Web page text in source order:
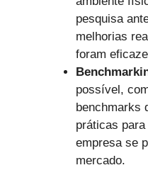
pesquisa
melhorias
foram
possível,
benchmarks
práticas
empresa se
mercado.